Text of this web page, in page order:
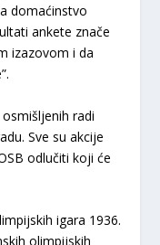
domaćinstvo
ankete znače
izazovom i da
radi
Sve su akcije
odlučiti koji će
igara 1936.
olimpijskih